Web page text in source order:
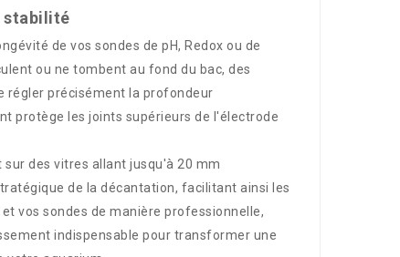
stabilité
de vos sondes de pH, Redox ou de
ou ne tombent au fond du bac, des
régler précisément la profondeur
protège les joints supérieurs de l'électrode
des vitres allant jusqu'à 20 mm
de la décantation, facilitant ainsi les
vos sondes de manière professionnelle,
indispensable pour transformer une